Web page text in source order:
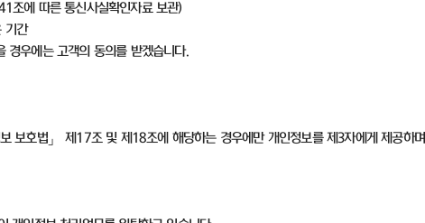
조에 따른 통신사실확인자료 보관)
기간
경우에는 고객의 동의를 받겠습니다.
보호법」 제 17조 및 제 18조에 해당하는 경우에만 개인정보를 제 3자에게 제공하며